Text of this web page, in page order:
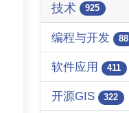
技术 925
编程与开发 88
软件应用 411
开源GIS 322